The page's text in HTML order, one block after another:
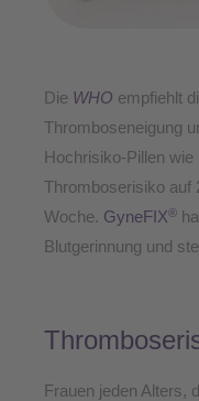
Die WHO empfiehlt
Thromboseneigung
Hochrisiko-Pillen
Thromboserisiko auf
Woche. GyneFIX®
Blutgerinnung und
Frauen jeden Alters,